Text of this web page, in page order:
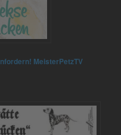
MeisterPetzTV